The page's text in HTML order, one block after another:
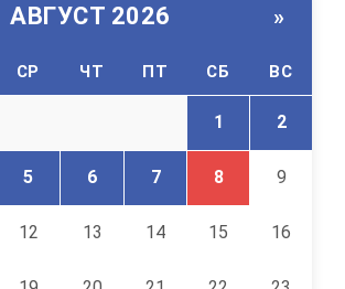
АВГУСТ 2026 »
СР ЧТ ПТ СБ ВС
1 2
5 6 7 8 9
12 13 14 15 16